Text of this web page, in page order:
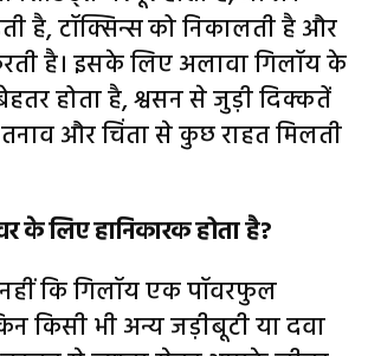
है, टॉक्सिन्स को निकालती है और
है। इसके लिए अलावा गिलॉय के
होता है, श्वसन से जुड़ी दिक्कतें
और चिंता से कुछ राहत मिलती
के लिए हानिकारक होता है?
कि गिलॉय एक पॉवरफुल
किसी भी अन्य जड़ीबूटी या दवा